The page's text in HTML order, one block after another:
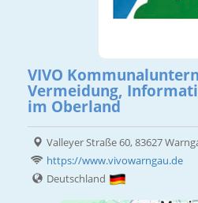
VIVO
Vermeidung,
im Oberland
Valleyer Straße 60, 83627
https://www.vivowarngau.de
Deutschland